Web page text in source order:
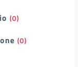
(0)
(0)